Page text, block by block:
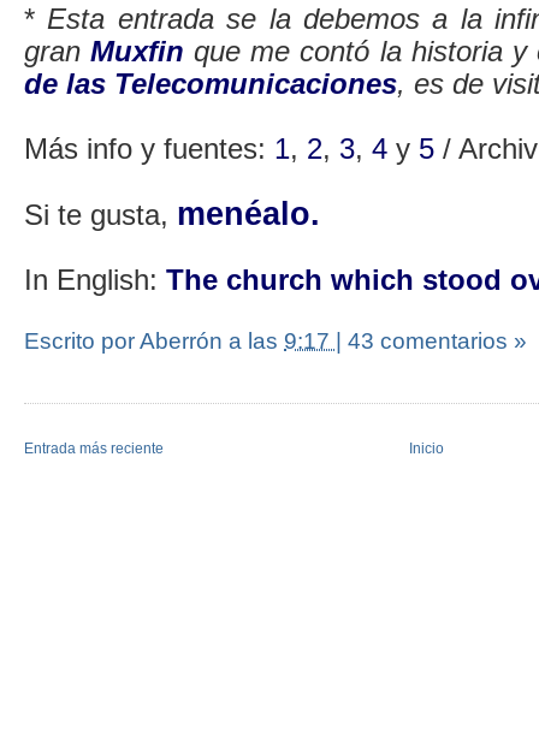
* Esta entrada se la debemos a la
granMuxfin que me contó la historia
de las Telecomunicaciones, es de
Más info y fuentes: 1, 2, 3, 4 y 5 /
Si te gusta, menéalo.
In English: The church which stood
Escrito por Aberrón a las 9:17 | 43 comentarios »
Entrada más reciente Inicio